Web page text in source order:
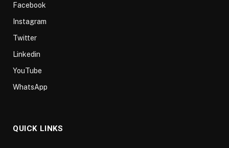
Facebook
Instagram
Twitter
Linkedin
YouTube
WhatsApp
QUICK LINKS